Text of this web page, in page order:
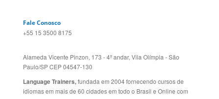
Mapa do site
Fale Conosco
+55 15 3500 8175